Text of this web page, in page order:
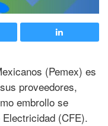
(Pemex) es
proveedores,
embrollo se
(CFE).